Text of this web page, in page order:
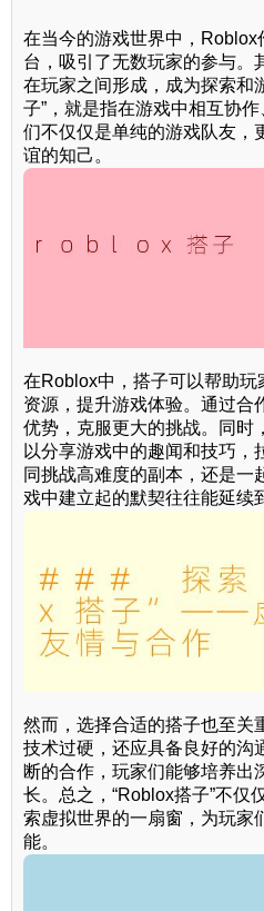
在当今的游戏世界中，
台，吸引了无数玩家的参与。
在玩家之间形成，成为探索和
子”，就是指在游戏中相互协
们不仅仅是单纯的游戏队友，
谊的知己。
在Roblox中，搭子可以帮助玩
资源，提升游戏体验。通过合
优势，克服更大的挑战。同时
以分享游戏中的趣闻和技巧，
同挑战高难度的副本，还是一
戏中建立起的默契往往能延续
然而，选择合适的搭子也至关
技术过硬，还应具备良好的沟
断的合作，玩家们能够培养出
长。总之，“Roblox搭子”不仅
索虚拟世界的一扇窗，为玩家
能。